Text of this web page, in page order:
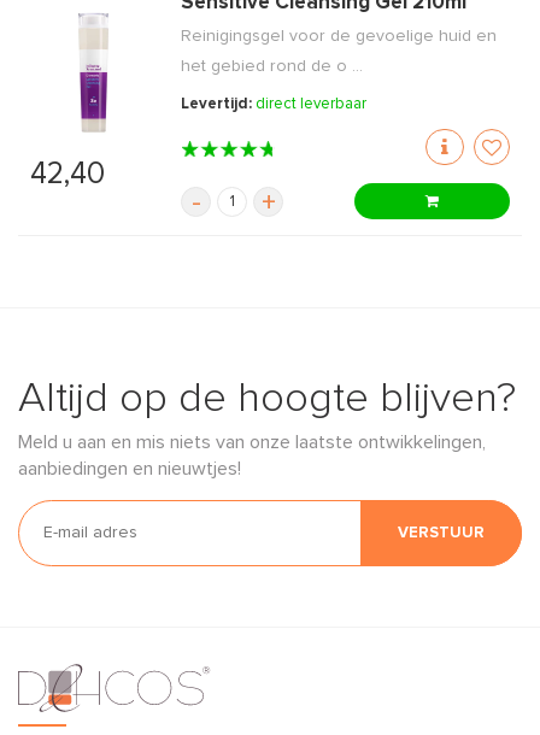
42,40
Reinigingsgel voor de gevoelige huid en
het gebied rond de o ...
Levertijd: direct leverbaar
- +
Altijd op de hoogte blijven?
Meld u aan en mis niets van onze laatste ontwikkelingen,
aanbiedingen en nieuwtjes!
VERSTUUR